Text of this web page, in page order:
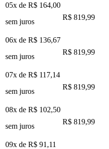
05x de R$ 164,00
sem juros
R$ 819,99
06x de R$ 136,67
sem juros
R$ 819,99
07x de R$ 117,14
sem juros
R$ 819,99
08x de R$ 102,50
sem juros
R$ 819,99
09x de R$ 91,11